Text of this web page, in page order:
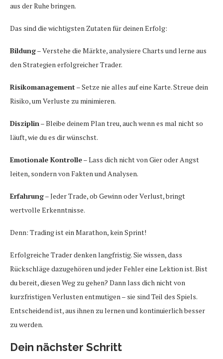
aus der Ruhe bringen.
Das sind die wichtigsten Zutaten für deinen Erfolg:
Bildung– Verstehe die Märkte, analysiere Charts und lerne aus
den Strategien erfolgreicher Trader.
Risikomanagement – Setze nie alles auf eine Karte. Streue dein
Risiko, um Verluste zu minimieren.
Disziplin – Bleibe deinem Plan treu, auch wenn es mal nicht so
läuft, wie du es dir wünschst.
Emotionale Kontrolle– Lass dich nicht von Gier oder Angst
leiten, sondern von Fakten und Analysen.
Erfahrung– Jeder Trade, ob Gewinn oder Verlust, bringt
wertvolle Erkenntnisse.
Denn: Trading ist ein Marathon, kein Sprint!
Erfolgreiche Trader denken langfristig. Sie wissen, dass
Rückschläge dazugehören und jeder Fehler eine Lektion ist. Bist
du bereit, diesen Weg zu gehen? Dann lass dich nicht von
kurzfristigen Verlusten entmutigen – sie sind Teil des Spiels.
Entscheidend ist, aus ihnen zu lernen und kontinuierlich besser
zu werden.
Dein nächster Schritt